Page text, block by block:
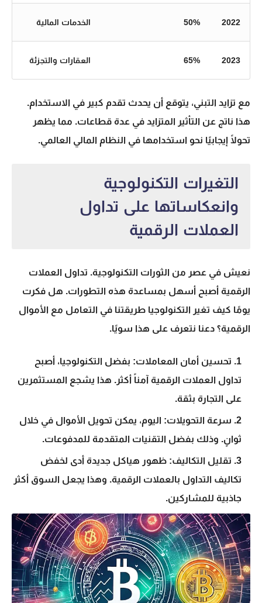
2022
50% الخدمات المالية
2023
65% العقارات والتجزئة
مع تزايد التبني، يتوقع أن يحدث تقدم كبير في الاستخدام.
هذا ناتج عن التأثير المتزايد في عدة قطاعات. مما يظهر
تحولًا إيجابيًا نحو استخدامها في النظام المالي العالمي.
التغيرات التكنولوجية
وانعكاساتها على تداول
العملات الرقمية
نعيش في عصر من الثورات التكنولوجية. تداول العملات
الرقمية أصبح أسهل بمساعدة هذه التطورات. هل فكرت
يومًا كيف تغير التكنولوجيا طريقتنا في التعامل مع الأموال
الرقمية؟ دعنا نتعرف على هذا سويًا.
تحسين أمان المعاملات: بفضل التكنولوجيا، أصبح
تداول العملات الرقمية آمناً أكثر. هذا يشجع المستثمرين
على التجارة بثقة.
سرعة التحويلات: اليوم، يمكن تحويل الأموال في خلال
ثوانٍ. وذلك بفضل التقنيات المتقدمة للمدفوعات.
تقليل التكاليف: ظهور هياكل جديدة أدى لخفض
تكاليف التداول بالعملات الرقمية. وهذا يجعل السوق أكثر
جاذبية للمشاركين.